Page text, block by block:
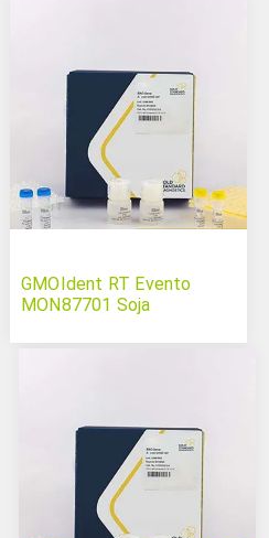
GMOIdent RT Evento
MON87701 Soja